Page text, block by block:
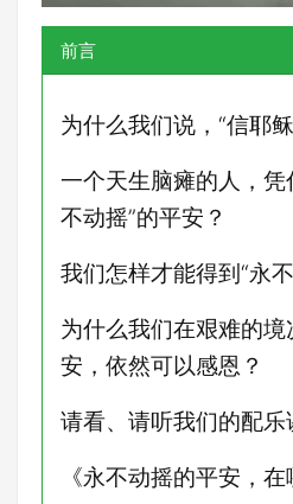
前言
为什么我们说，“信耶
一个天生脑瘫的人，凭
不动摇”的平安？
我们怎样才能得到“永
为什么我们在艰难的
安，依然可以感恩 ？
请看、请听我们的配乐
《永不动摇的平安，在